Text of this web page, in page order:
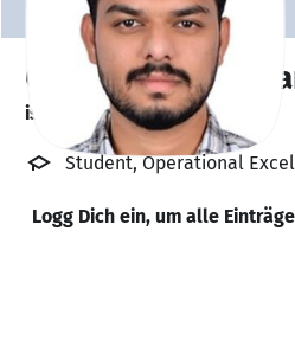
Chaitanya
is out learning. 🎓
Student, Operational
Logg Dich ein, um alle